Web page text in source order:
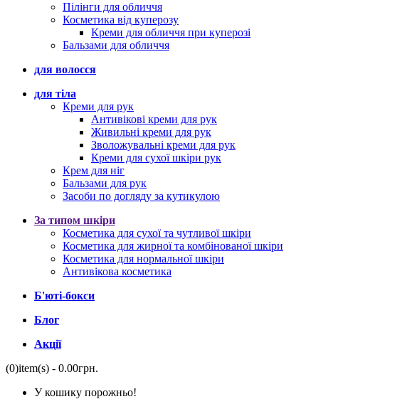
Пілінги для обличчя
Косметика від куперозу
Креми для обличчя при куперозі
Бальзами для обличчя
для волосся
для тіла
Креми для рук
Антивікові креми для рук
Живильні креми для рук
Зволожувальні креми для рук
Креми для сухої шкіри рук
Крем для ніг
Бальзами для рук
Засоби по догляду за кутикулою
За типом шкіри
Косметика для сухої та чутливої ​​шкіри
Косметика для жирної та комбінованої шкіри
Косметика для нормальної шкіри
Антивікова косметика
Б'юті-бокси
Блог
Акції
(0)item(s) - 0.00грн.
У кошику порожньо!